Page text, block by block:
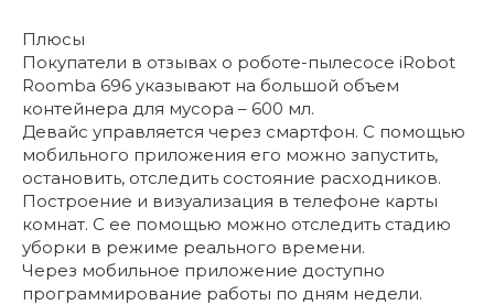
Плюсы
Покупатели в отзывах о роботе-пылесосе iRobot
Roomba 696 указывают на большой объем
контейнера для мусора – 600 мл.
Девайс управляется через смартфон. С помощью
мобильного приложения его можно запустить,
остановить, отследить состояние расходников.
Построение и визуализация в телефоне карты
комнат. С ее помощью можно отследить стадию
уборки в режиме реального времени.
Через мобильное приложение доступно
программирование работы по дням недели.